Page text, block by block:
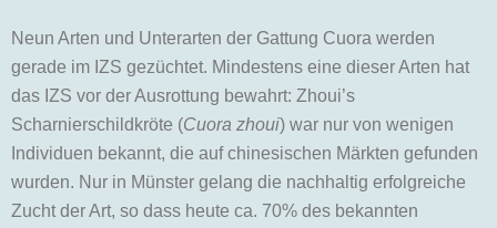
Neun Arten und Unterarten der Gattung Cuora werden
gerade im IZS gezüchtet. Mindestens eine dieser Arten hat
das IZS vor der Ausrottung bewahrt: Zhoui’s
Scharnierschildkröte (Cuora zhoui) war nur von wenigen
Individuen bekannt, die auf chinesischen Märkten gefunden
wurden. Nur in Münster gelang die nachhaltig erfolgreiche
Zucht der Art, so dass heute ca. 70% des bekannten